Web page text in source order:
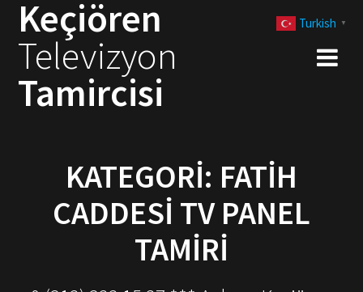
Keçiören
Televizyon
Tamircisi
KATEGORI: FATIH
CADDESI TV PANEL
TAMIRI
Turkish ▼